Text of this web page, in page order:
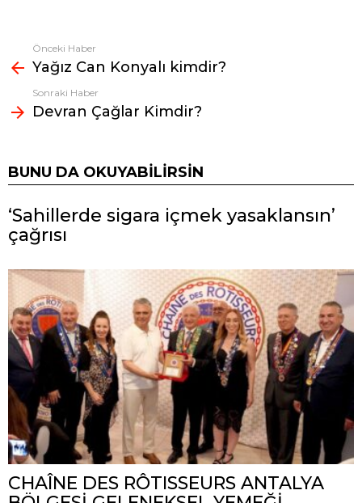
Fazlasına
bak
Önceki Haber
Yağız Can Konyalı kimdir?
Sonraki Haber
Devran Çağlar Kimdir?
BUNU DA OKUYABILIRSIN
‘Sahillerde sigara içmek yasaklansın’
çağrısı
CHAÎNE DES RÔTISSEURS ANTALYA